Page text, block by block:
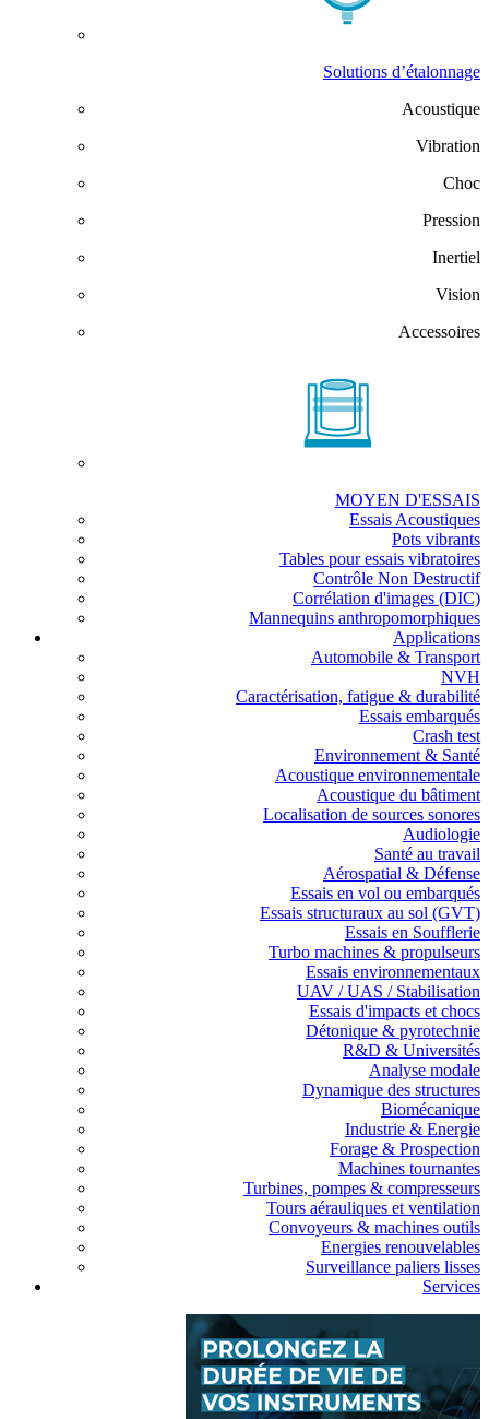
Solutions d’étalonnage
Acoustique
Vibration
Choc
Pression
Inertiel
Vision
Accessoires
MOYEN D'ESSAIS
Essais Acoustiques
Pots vibrants
Tables pour essais vibratoires
Contrôle Non Destructif
Corrélation d'images (DIC)
Mannequins anthropomorphiques
Applications
Automobile & Transport
NVH
Caractérisation, fatigue & durabilité
Essais embarqués
Crash test
Environnement & Santé
Acoustique environnementale
Acoustique du bâtiment
Localisation de sources sonores
Audiologie
Santé au travail
Aérospatial & Défense
Essais en vol ou embarqués
Essais structuraux au sol (GVT)
Essais en Soufflerie
Turbo machines & propulseurs
Essais environnementaux
UAV / UAS / Stabilisation
Essais d'impacts et chocs
Détonique & pyrotechnie
R&D & Universités
Analyse modale
Dynamique des structures
Biomécanique
Industrie & Energie
Forage & Prospection
Machines tournantes
Turbines, pompes & compresseurs
Tours aérauliques et ventilation
Convoyeurs & machines outils
Energies renouvelables
Surveillance paliers lisses
Services